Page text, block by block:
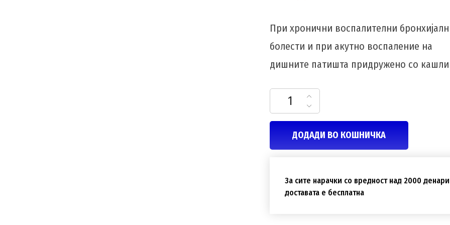
При хронични воспалителни
болести и при акутно воспаление на
дишните патишта придружено со
Prospan сируп 100ml количина
ДОДАДИ ВО КОШНИЧКА
За сите нарачки со вредност над 2000 денари
доставата е бесплатна